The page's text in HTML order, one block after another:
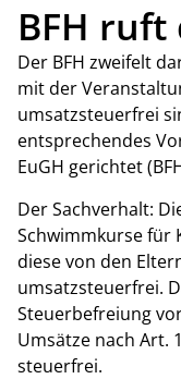
BFH ruft
Der BFH zweifelt
mit der
umsatzsteuerfrei
entsprechendes
EuGH gerichtet
Der Sachverhalt:
Schwimmkurse für
diese von den
umsatzsteuerfrei.
Steuerbefreiung
Umsätze nach Art.
steuerfrei.